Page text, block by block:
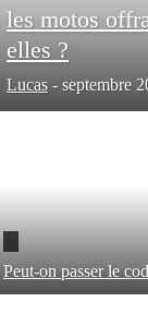
les motos
elles ?
Lucas - septembre
Peut-on passer le